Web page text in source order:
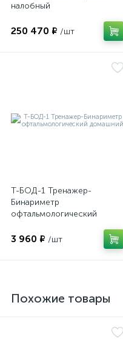
налобный
250 470 ₽ /шт
Т-БОД-1 Тренажер-
Бинариметр
офтальмологический
3 960 ₽ /шт
Похожие товары